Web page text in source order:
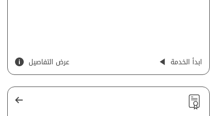
ابدأ الخدمة عرض التفاصيل